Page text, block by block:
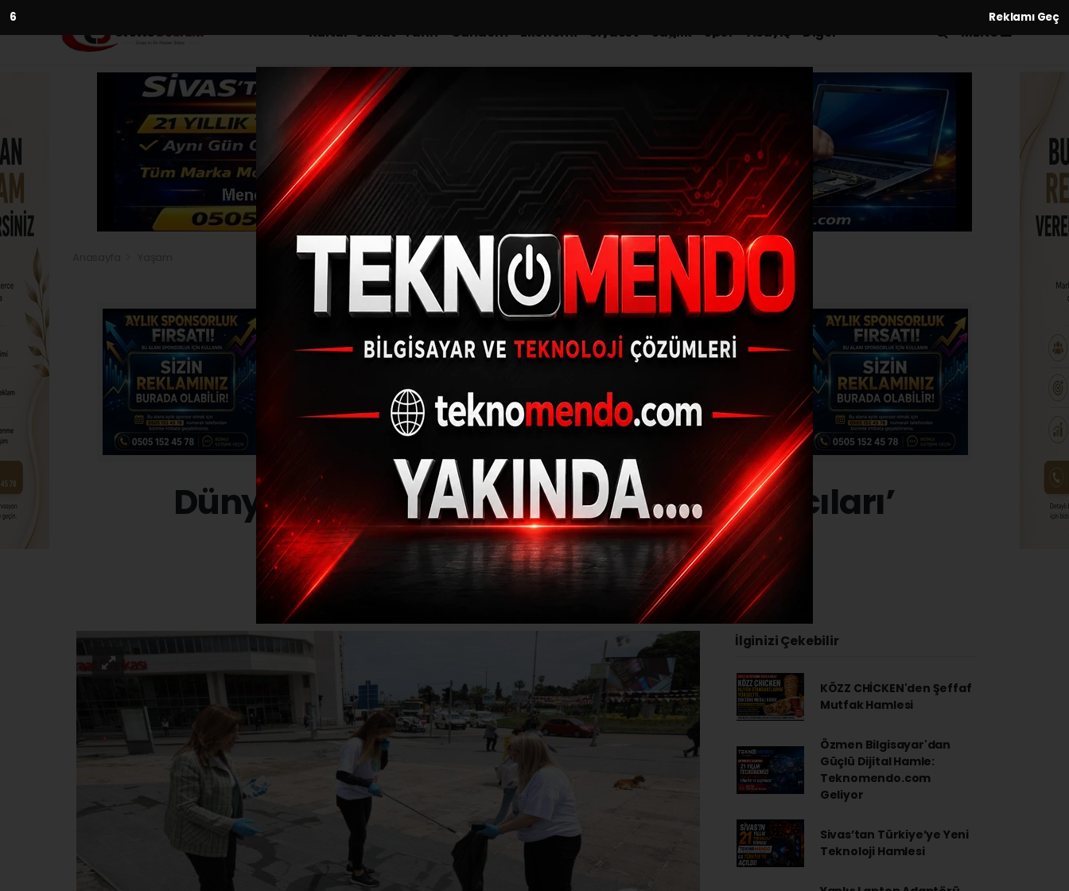
5 Reklamı Geç
Kültür-Sanat-Tarih Gündem Ekonomi Siyaset Sağlık Spor Asayiş Diğer MENÜ
Dünya Tütünsüz Günü’nde ’İzmarit Avcıları’
sokaklarda
(İHA) - İhlas Haber Ajansı | 31.05.2023 - 14:02, Güncelleme: 31.05.2023 - 13:44
İlginizi Çekebilir
KÖZZ CHİCKEN'den Şeffaf
Mutfak Hamlesi
Özmen Bilgisayar'dan
Güçlü Dijital Hamle:
Teknomendo.com
Geliyor
Sivas’tan Türkiye’ye Yeni
Teknoloji Hamlesi